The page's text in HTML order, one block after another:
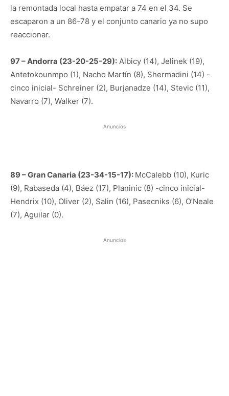
la remontada local hasta empatar a 74 en el 34. Se
escaparon a un 86-78 y el conjunto canario ya no supo
reaccionar.
97 – Andorra (23-20-25-29): Albicy (14), Jelinek (19),
Antetokounmpo (1), Nacho Martín (8), Shermadini (14) -
cinco inicial- Schreiner (2), Burjanadze (14), Stevic (11),
Navarro (7), Walker (7).
Anuncios
89 – Gran Canaria (23-34-15-17): McCalebb (10), Kuric
(9), Rabaseda (4), Báez (17), Planinic (8) -cinco inicial-
Hendrix (10), Oliver (2), Salin (16), Pasecniks (6), O’Neale
(7), Aguilar (0).
Anuncios